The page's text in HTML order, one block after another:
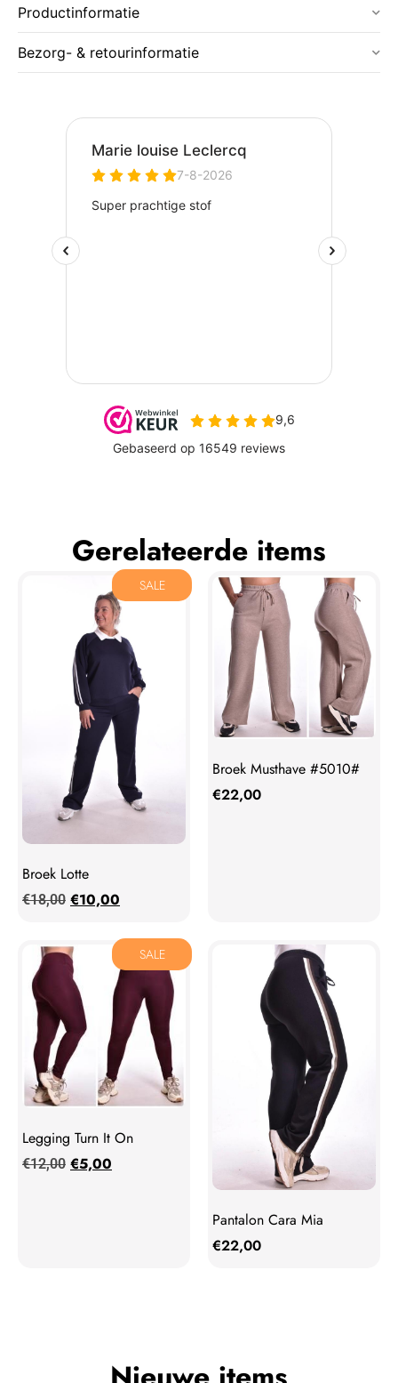
Productinformatie
Bezorg- & retourinformatie
Gerelateerde items
SALE
Broek Lotte
€18,00 €10,00
Broek Musthave #5010#
€22,00
SALE
Legging Turn It On
€12,00 €5,00
Pantalon Cara Mia
€22,00